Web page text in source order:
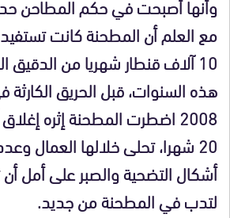
مع العلم أن المطحنة كانت
10 آلاف قنطار شهريا من الدقيق المدعم طيلة
هذه السنوات، قبل الحريق الكارثة في 10
2008 اضطرت المطحنة إثره إغلاق أبوابها حوالي
20 شهرا، تحلى خلالها العمال وعددهم 60 بكل
أشكال التضحية والصبر على أمل أن
لتدب في المطحنة من جديد.